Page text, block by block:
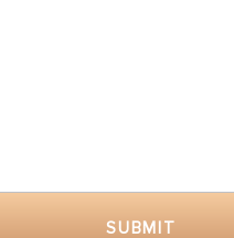
SUBMIT